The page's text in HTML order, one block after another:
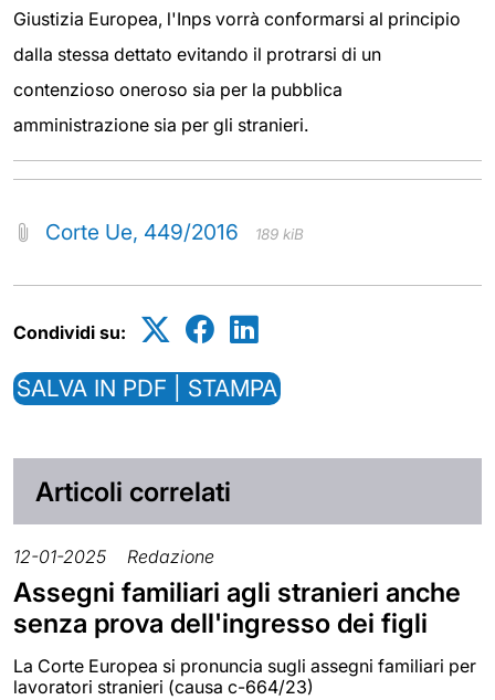
Giustizia Europea, l'Inps vorrà conformarsi al principio
dalla stessa dettato evitando il protrarsi di un
contenzioso oneroso sia per la pubblica
amministrazione sia per gli stranieri.
Corte Ue, 449/2016 189 kiB
Condividi su:
SALVA IN PDF | STAMPA
Articoli correlati
12-01-2025 Redazione
Assegni familiari agli stranieri anche
senza prova dell'ingresso dei figli
La Corte Europea si pronuncia sugli assegni familiari per
lavoratori stranieri (causa c-664/23)